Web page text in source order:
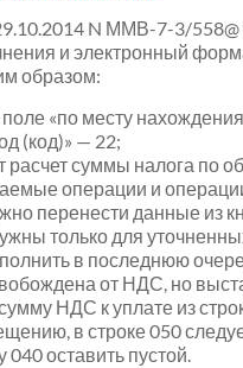
N ММВ-7-3/
и электронный
образом:
«по месту
(код)» — 22;
расчет суммы налога по
операции и
перенести данные из
только для
в последнюю
от НДС, но
НДС к уплате из
в строке 050
040 оставить пустой.